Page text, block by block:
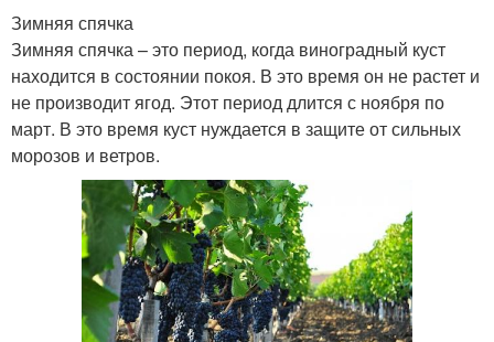
Зимняя спячка
Зимняя спячка – это период, когда виноградный куст
находится в состоянии покоя. В это время он не растет и
не производит ягод. Этот период длится с ноября по
март. В это время куст нуждается в защите от сильных
морозов и ветров.